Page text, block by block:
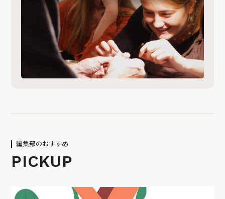
編集部のおすすめ
PICKUP